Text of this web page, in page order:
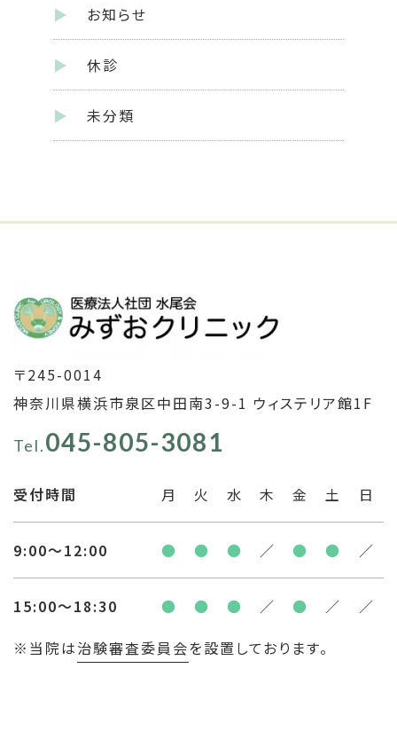
お知らせ
休診
未分類
〒245-0014
神奈川県横浜市泉区中田南3-9-1 ウィステリア館1F
Tel.045-805-3081
受付時間 月 火 水 木 金 土 日
9:00〜12:00 ● ● ● ／ ● ● ／
15:00〜18:30 ● ● ● ／ ● ／
／
※当院は治験審査委員会を設置しております。